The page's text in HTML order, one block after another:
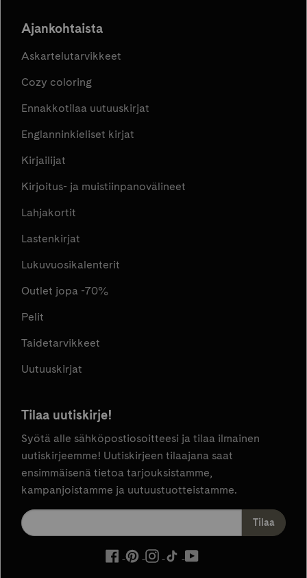
Ajankohtaista
Askartelutarvikkeet
Cozy coloring
Ennakkotilaa uutuuskirjat
Englanninkieliset kirjat
Kirjailijat
Kirjoitus- ja muistiinpanovälineet
Lahjakortit
Lastenkirjat
Lukuvuosikalenterit
Outlet jopa -70%
Pelit
Taidetarvikkeet
Uutuuskirjat
Tilaa uutiskirje!
Syötä alle sähköpostiosoitteesi ja tilaa ilmainen
uutiskirjeemme! Uutiskirjeen tilaajana saat
ensimmäisenä tietoa tarjouksistamme,
kampanjoistamme ja uutuustuotteistamme.
ulkoinenulkoinen
ulkoinenulkoinen